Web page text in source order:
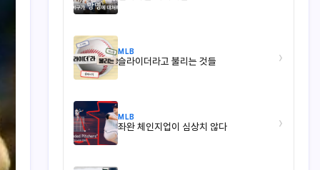
MLB
슬라이더라고 불리는 것들 ›
MLB
좌완 체인지업이 심상치 않다 ›